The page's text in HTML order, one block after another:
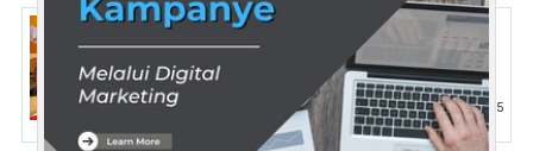
Jasa Promosi Digital: Meningkatkan
Visibilitas Website Software POS Toko
Anda
Tips 6 Jun 2025 | 435